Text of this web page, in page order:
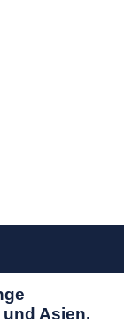
Asien.